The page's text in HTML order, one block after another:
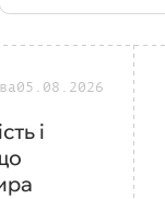
05.08.2026
і